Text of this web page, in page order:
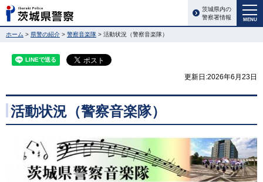
MENU
茨城県内の
警察署情報
ホーム > 県警の紹介 > 警察音楽隊 > 活動状況（警察音楽隊）
更新日:2026年6月23日
活動状況（警察音楽隊）